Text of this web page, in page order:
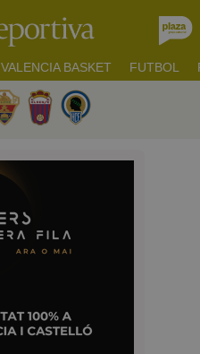
VALENCIA BASKET FUTBOL